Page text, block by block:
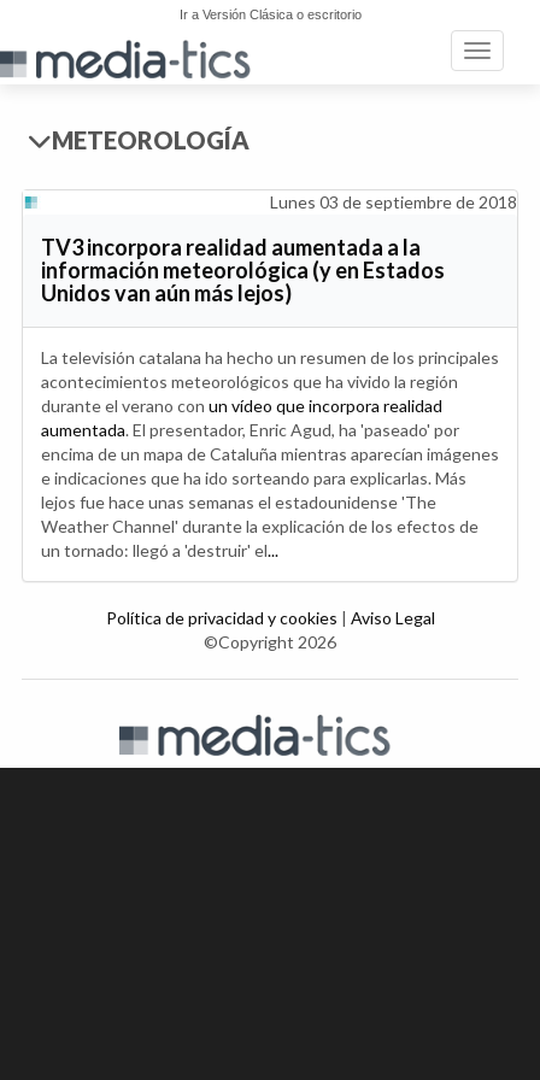
Ir a Versión Clásica o escritorio
Toggle
METEOROLOGÍA
Lunes 03 de septiembre de 2018
TV3 incorpora realidad aumentada a la
información meteorológica (y en Estados
Unidos van aún más lejos)
La televisión catalana ha hecho un resumen de los principales
acontecimientos meteorológicos que ha vivido la región
durante el verano con un vídeo que incorpora realidad
aumentada. El presentador, Enric Agud, ha 'paseado' por
encima de un mapa de Cataluña mientras aparecían imágenes
e indicaciones que ha ido sorteando para explicarlas. Más
lejos fue hace unas semanas el estadounidense 'The
Weather Channel' durante la explicación de los efectos de
un tornado: llegó a 'destruir' el...
Política de privacidad y cookies | Aviso Legal
©Copyright 2026